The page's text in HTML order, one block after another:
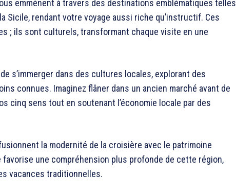
emmènent à travers des destinations emblématiques telles
Sicile, rendant votre voyage aussi riche qu’instructif. Ces
; ils sont culturels, transformant chaque visite en une
s’immerger dans des cultures locales, explorant des
connues. Imaginez flâner dans un ancien marché avant de
cinq sens tout en soutenant l’économie locale par des
la modernité de la croisière avec le patrimoine
une compréhension plus profonde de cette région,
vacances traditionnelles.